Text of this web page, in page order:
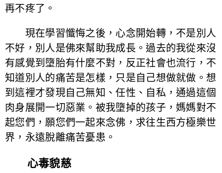
再不疼了。
現在學習懺悔之後，心念開始轉，不是別人
不好，別人是佛來幫助我成長。過去的我從來沒
有感覺到墮胎有什麼不對，反正社會也流行，不
知道別人的痛苦是怎樣，只是自己想做就做。想
到這裡才發現自己無知、任性、自私，通過這個
肉身展開一切惡業。被我墮掉的孩子，媽媽對不
起您們，願您們一起來念佛，求往生西方極樂世
界，永遠脫離痛苦憂患。
心毒貌慈